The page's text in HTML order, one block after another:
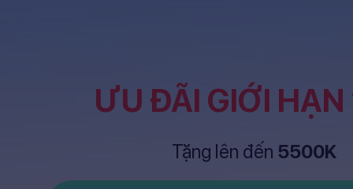
ƯU ĐÃI GIỚI
Tặng lên đến 5500K